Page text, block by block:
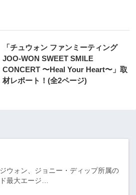
「チュウォン ファンミーティング
JOO-WON SWEET SMILE
CONCERT 〜Heal Your Heart〜」取
材レポート！(全2ページ)
ウォン、ジョニー・ディップ所属の
最大エージ…